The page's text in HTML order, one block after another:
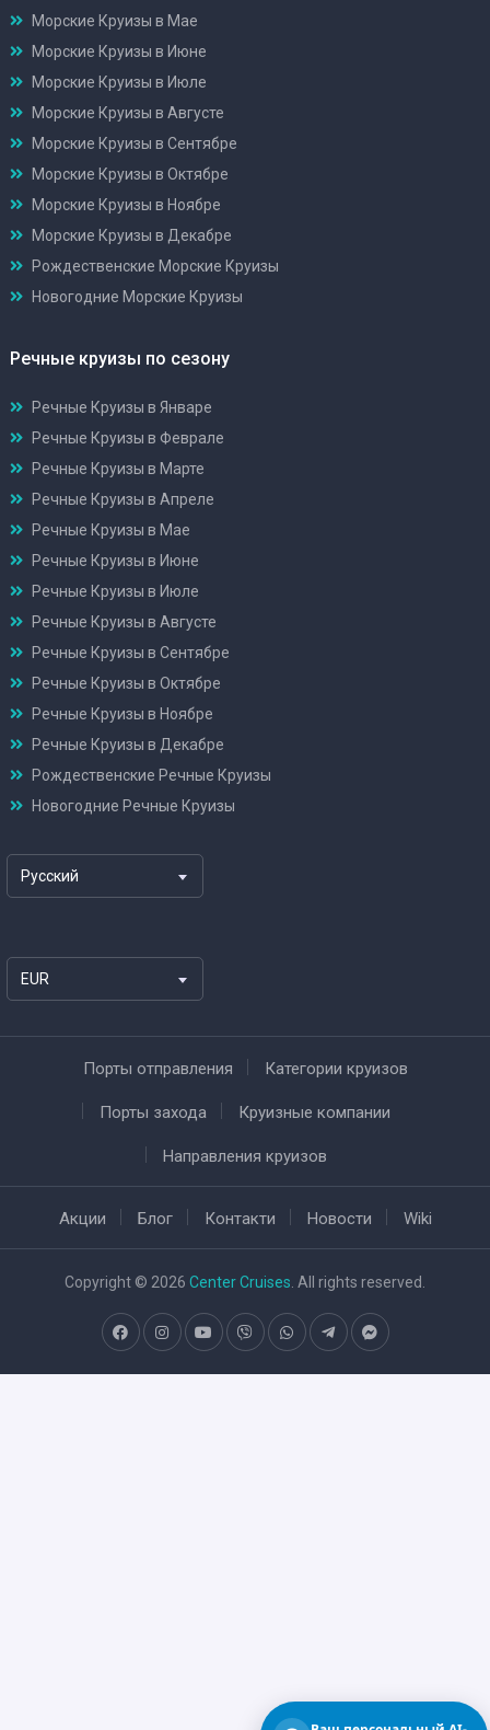
Морские Круизы в Мае
Морские Круизы в Июне
Морские Круизы в Июле
Морские Круизы в Августе
Морские Круизы в Сентябре
Морские Круизы в Октябре
Морские Круизы в Ноябре
Морские Круизы в Декабре
Рождественские Морские Круизы
Новогодние Морские Круизы
Речные круизы по сезону
Речные Круизы в Январе
Речные Круизы в Феврале
Речные Круизы в Марте
Речные Круизы в Апреле
Речные Круизы в Мае
Речные Круизы в Июне
Речные Круизы в Июле
Речные Круизы в Августе
Речные Круизы в Сентябре
Речные Круизы в Октябре
Речные Круизы в Ноябре
Речные Круизы в Декабре
Рождественские Речные Круизы
Новогодние Речные Круизы
Русский
EUR
Порты отправления Категории круизов
Порты захода Круизные компании
Направления круизов
Акции Блог Контакти Новости Wiki
Copyright © 2026 Center Cruises . All rights reserved.